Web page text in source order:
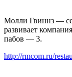
Молли Гвиннз —
развивает
пабов — 3.
http://rmcom.ru/